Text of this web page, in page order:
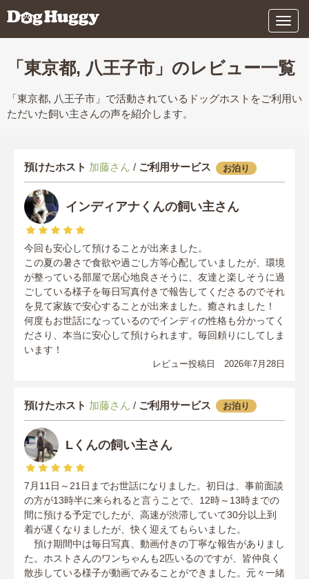
メ
ニ
ー
「東京都, 八王子市」のレビュー一覧
「東京都, 八王子市」で活動されているドッグホストをご利用い
ただいた飼い主さんの声を紹介します。
預けたホスト 加藤さん / ご利用サービス お泊り
インディアナくんの飼い主さん
今回も安心して預けることが出来ました。
この夏の暑さで食欲や過ごし方等心配していましたが、環境
が整っている部屋で居心地良さそうに、友達と楽しそうに過
ごしている様子を毎日写真付きで報告してくださるのでそれ
を見て家族で安心することが出来ました。癒されました！
何度もお世話になっているのでインディの性格も分かってく
ださり、本当に安心して預けられます。毎回頼りにしてしま
います！
レビュー投稿日 2026年7月28日
預けたホスト 加藤さん / ご利用サービス お泊り
Lくんの飼い主さん
7月11日～21日までお世話になりました。初日は、事前面談
の方が13時半に来られると言うことで、12時～13時までの
間に預ける予定でしたが、高速が渋滞していて30分以上到
着が遅くなりましたが、快く迎えてもらいました。
預け期間中は毎日写真、動画付きの丁寧な報告がありまし
た。ホストさんのワンちゃんも2匹いるのですが、皆仲良く
散歩している様子が動画でみることができました。元々一緒